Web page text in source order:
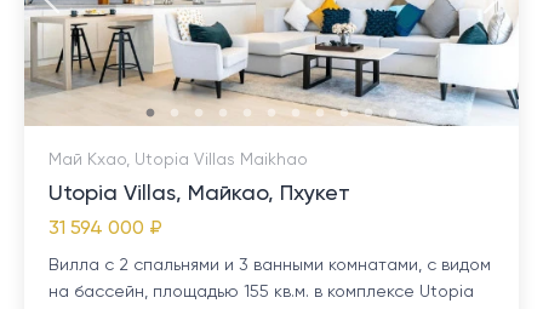
Май Кхао, Utopia Villas Maikhao
Utopia Villas, Майкао, Пхукет
31 594 000 ₽
Вилла с 2 спальнями и 3 ванными комнатами, с видом
на бассейн, площадью 155 кв.м. в комплексе Utopia